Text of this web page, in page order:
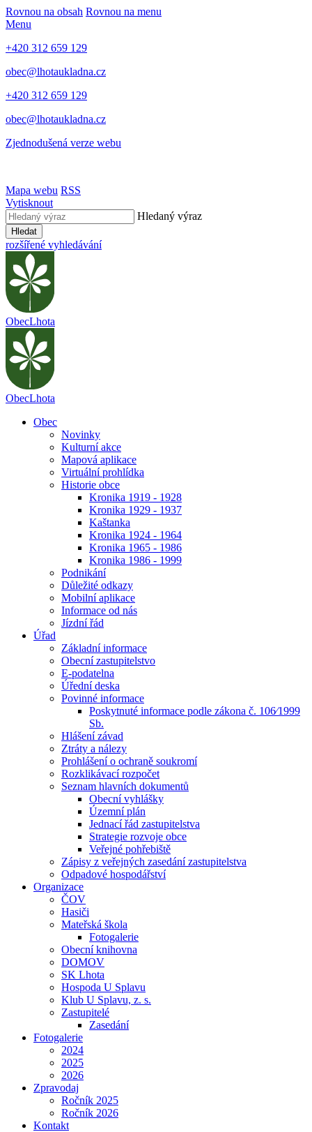
Rovnou na obsah Rovnou na menu
Menu
+420 312 659 129
obec@lhotaukladna.cz
+420 312 659 129
obec@lhotaukladna.cz
Zjednodušená verze webu
Mapa webu RSS
Vytisknout
Hledaný výraz
Hledat
rozšířené vyhledávání
ObecLhota
ObecLhota
Obec
Novinky
Kulturní akce
Mapová aplikace
Virtuální prohlídka
Historie obce
Kronika 1919 - 1928
Kronika 1929 - 1937
Kaštanka
Kronika 1924 - 1964
Kronika 1965 - 1986
Kronika 1986 - 1999
Podnikání
Důležité odkazy
Mobilní aplikace
Informace od nás
Jízdní řád
Úřad
Základní informace
Obecní zastupitelstvo
E-podatelna
Úřední deska
Povinné informace
Poskytnuté informace podle zákona č. 106⁄1999
Sb.
Hlášení závad
Ztráty a nálezy
Prohlášení o ochraně soukromí
Rozklikávací rozpočet
Seznam hlavních dokumentů
Obecní vyhlášky
Územní plán
Jednací řád zastupitelstva
Strategie rozvoje obce
Veřejné pohřebiště
Zápisy z veřejných zasedání zastupitelstva
Odpadové hospodářství
Organizace
ČOV
Hasiči
Mateřská škola
Fotogalerie
Obecní knihovna
DOMOV
SK Lhota
Hospoda U Splavu
Klub U Splavu, z. s.
Zastupitelé
Zasedání
Fotogalerie
2024
2025
2026
Zpravodaj
Ročník 2025
Ročník 2026
Kontakt